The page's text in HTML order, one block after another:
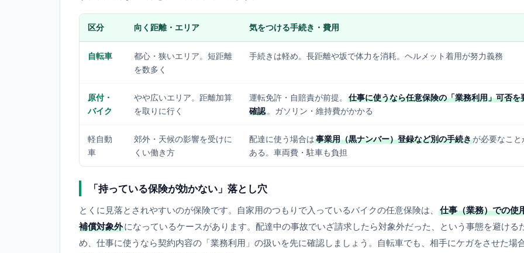
区分 向く距離・エリア 気をつける手続き・費用
自転車
都心・狭いエリア。短距離
を数多く
手続きは軽め。長距離や坂で体力を消耗。ヘルメット着用が努力義務
原付・
バイク
やや広いエリア。距離加算
を取りに行く
運転免許・自賠責が前提。
仕事に使うなら任意保険の「業務利用」可否を
確認 。ガソリン・維持費がかかる
軽自動
車
郊外・天候の影響を受けに
くい働き方
配達に使う場合は事業用（黒ナンバー）登録など別の手続きが必要なこと
ある。車両費・駐車も負担
「持っている保険が効かない」落とし穴
とくに見落とされやすいのが保険です。自家用のつもりで入っているバイクの任意保険は、
仕事（業務）での使
補償対象外になっているケースがあります。配達中の事故でいざ請求したら対象外だった、という事態を避ける
め、仕事に使うなら契約内容の「業務利用」の扱いを先に確認しましょう。自転車でも、相手にケガをさせた場